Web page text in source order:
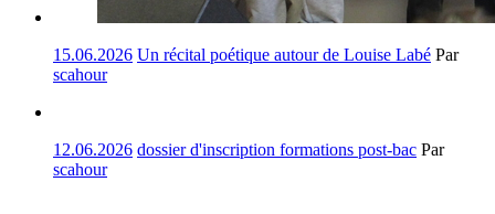
15.06.2026 Un récital poétique autour de Louise Labé Par
scahour
12.06.2026 dossier d'inscription formations post-bac Par
scahour